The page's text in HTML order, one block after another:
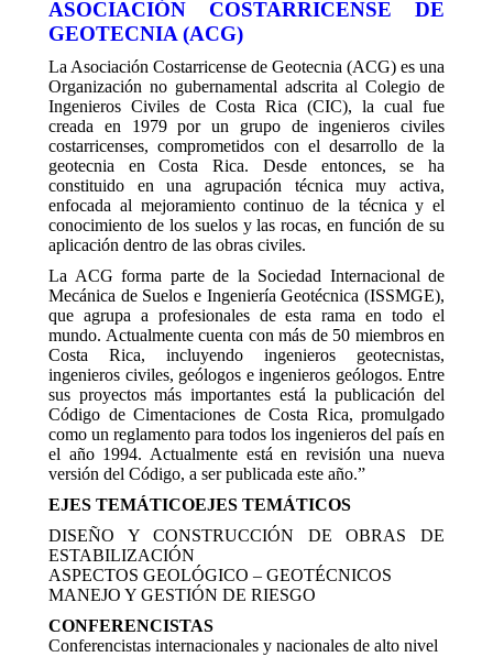
ASOCIACIÓN COSTARRICENSE DE
GEOTECNIA (ACG)
La Asociación Costarricense de Geotecnia (ACG) es una
Organización no gubernamental adscrita al Colegio de
Ingenieros Civiles de Costa Rica (CIC), la cual fue
creada en 1979 por un grupo de ingenieros civiles
costarricenses, comprometidos con el desarrollo de la
geotecnia en Costa Rica. Desde entonces, se ha
constituido en una agrupación técnica muy activa,
enfocada al mejoramiento continuo de la técnica y el
conocimiento de los suelos y las rocas, en función de su
aplicación dentro de las obras civiles.
La ACG forma parte de la Sociedad Internacional de
Mecánica de Suelos e Ingeniería Geotécnica (ISSMGE),
que agrupa a profesionales de esta rama en todo el
mundo. Actualmente cuenta con más de 50 miembros en
Costa Rica, incluyendo ingenieros geotecnistas,
ingenieros civiles, geólogos e ingenieros geólogos. Entre
sus proyectos más importantes está la publicación del
Código de Cimentaciones de Costa Rica, promulgado
como un reglamento para todos los ingenieros del país en
el año 1994. Actualmente está en revisión una nueva
versión del Código, a ser publicada este año.”
EJES TEMÁTICOEJES TEMÁTICOS
DISEÑO Y CONSTRUCCIÓN DE OBRAS DE
ESTABILIZACIÓN
ASPECTOS GEOLÓGICO – GEOTÉCNICOS
MANEJO Y GESTIÓN DE RIESGO
CONFERENCISTAS
Conferencistas internacionales y nacionales de alto nivel